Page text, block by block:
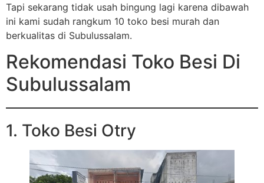
Tapi sekarang tidak usah bingung lagi karena dibawah
ini kami sudah rangkum 10 toko besi murah dan
berkualitas di Subulussalam.
Rekomendasi Toko Besi Di
Subulussalam
1. Toko Besi Otry